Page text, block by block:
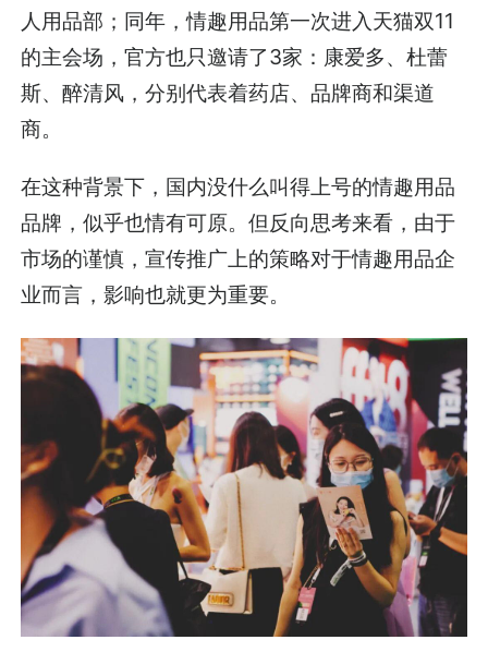
人用品部；同年，情趣用品第一次进入天猫双11
的主会场，官方也只邀请了3家：康爱多、杜蕾
斯、醉清风，分别代表着药店、品牌商和渠道
商。
在这种背景下，国内没什么叫得上号的情趣用品
品牌，似乎也情有可原。但反向思考来看，由于
市场的谨慎，宣传推广上的策略对于情趣用品企
业而言，影响也就更为重要。